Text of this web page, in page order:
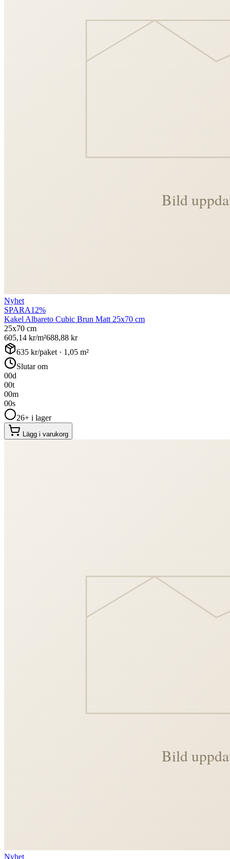
Nyhet
SPARA12%
Kakel Albareto Cubic Brun Matt 25x70 cm
25x70 cm
605,14 kr/m²688,88 kr
635 kr/paket · 1,05 m²
Slutar om
00d
00t
00m
00s
26+ i lager
Lägg i varukorg
Nyhet